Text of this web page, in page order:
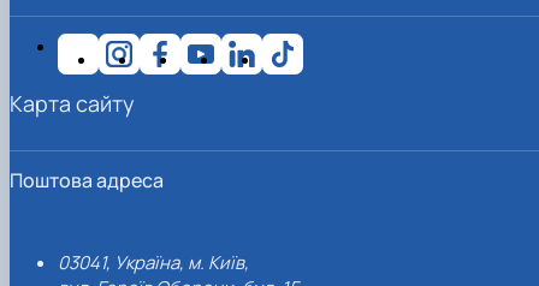
Поштова адреса
03041, Україна, м. Київ,
Карта сайту